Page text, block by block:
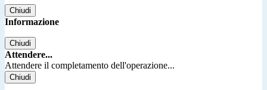
Chiudi
Informazione
Chiudi
Attendere...
Attendere il completamento dell'operazione...
Chiudi